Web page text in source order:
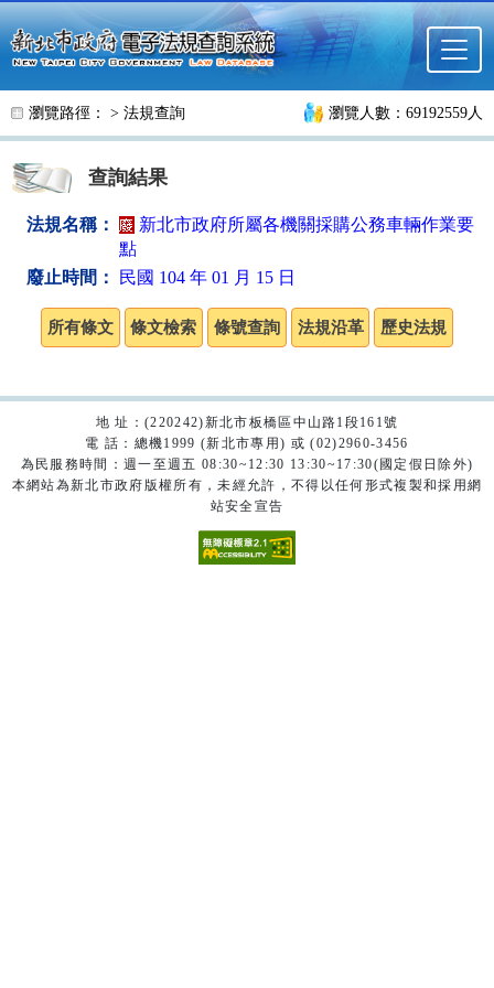
跳至主要內容
瀏覽路徑： > 法規查詢 瀏覽人數：69192559人
查詢結果
法規名稱：
新北市政府所屬各機關採購公務車輛作業要
點
廢止時間：
民國 104 年 01 月 15 日
地 址：(220242)新北市板橋區中山路1段161號
電 話：總機1999 (新北市專用) 或 (02)2960-3456
為民服務時間：週一至週五 08:30~12:30 13:30~17:30(國定假日除外)
本網站為新北市政府版權所有，未經允許，不得以任何形式複製和採用網
站安全宣告